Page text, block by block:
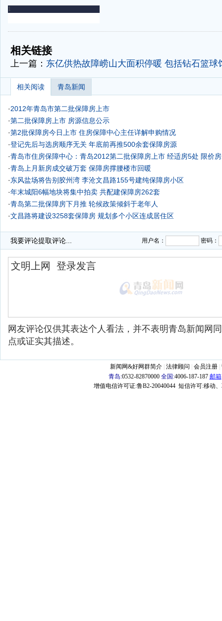
-
相关链接
上一篇： 东亿供热故障崂山大面积停暖 包括钻石篮球
相关阅读 青岛新闻
·2012年青岛市第二批保障房上市
·第二批保障房上市 房源信息公示
·第2批保障房今日上市 住房保障中心主任详解申购情况
·登记先后与选房顺序无关 年底前再推500余套保障房源
·青岛市住房保障中心：青岛2012第二批保障房上市 经适房5处 限价
·青岛上月新房成交破万套 保障房撑腰楼市回暖
·东风盐场将告别胶州湾 李沧文昌路155号建纯保障房小区
·年末城阳6幅地块将集中拍卖 共配建保障房262套
·青岛第二批保障房下月推 轮候政策倾斜于老年人
·文昌路将建设3258套保障房 规划多个小区连成居住区
我要评论提取评论... 用户名： 密码：
网友评论仅供其表达个人看法，并不表明青岛新闻网
点或证实其描述。